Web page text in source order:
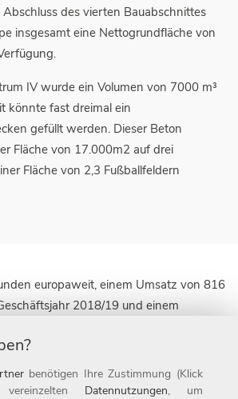
Abschluss des vierten Bauabschnittes
insgesamt eine Nettogrundfläche von
IV wurde ein Volumen von 7000 m³
könnte fast dreimal ein
gefüllt werden. Dieser Beton
Fläche von 17.000m2 auf drei
Fläche von 2,3 Fußballfeldern
europaweit, einem Umsatz von 816
2018/19 und einem
Omnichannel-Unternehmen für die
Unternehmensgruppe ist derzeit mit
darunter die 1907 gegründete
benötigen Ihre Zustimmung (Klick
Datennutzungen, um